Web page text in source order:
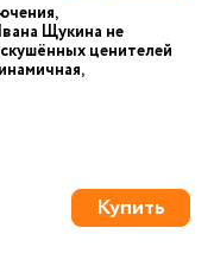
Щукина не
ценителей
Купить